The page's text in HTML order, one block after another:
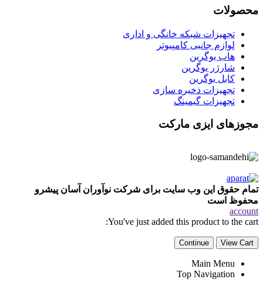
محصولات
تجهیزات شبکه خانگی و اداری
لوازم جانبی کامپیوتر
هاب یوگرین
شارژر یوگرین
کابل یوگرین
تجهیزات ذخیره سازی
تجهیزات گیمینگ
مجوزهای ایزی مارکت
تمام حقوق این وب سایت برای شرکت نوآوران آسان پیشرو
محفوظ است
account
You've just added this product to the cart:
View Cart
Continue
Main Menu
Top Navigation